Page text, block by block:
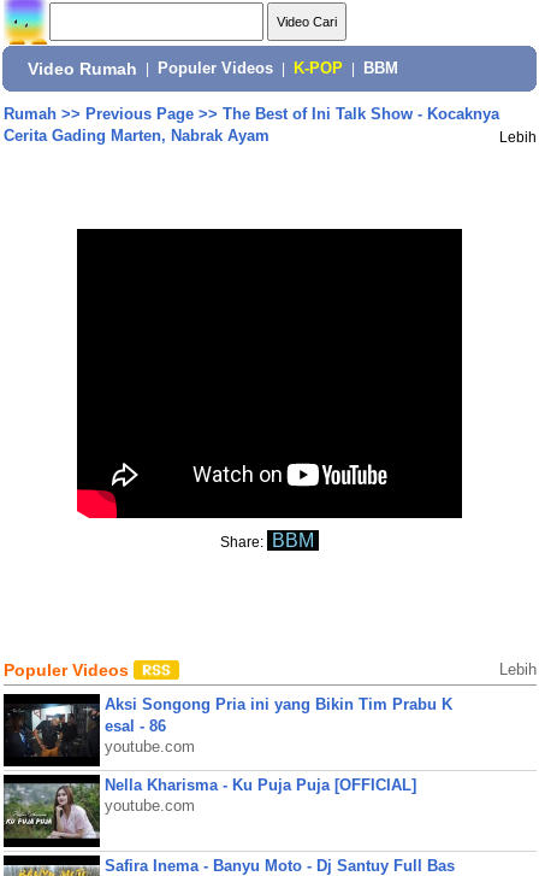
Video Rumah Populer Videos K-POP BBM
Rumah>> Previous Page>> The Best of Ini Talk Show - Kocaknya
Cerita Gading Marten, Nabrak Ayam
Lebih
Share: BBM
Populer Videos Lebih
Aksi Songong Pria ini yang Bikin Tim Prabu K
esal - 86
youtube.com
Nella Kharisma - Ku Puja Puja [OFFICIAL]
youtube.com
Safira Inema - Banyu Moto - Dj Santuy Full Bas